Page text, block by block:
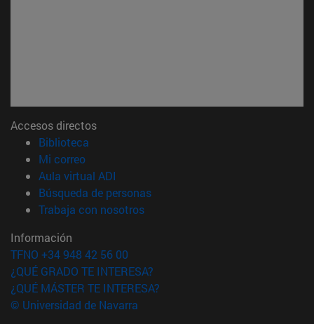
Accesos directos
Biblioteca
Mi correo(abre en nueva ventana)
Aula virtual ADI
Búsqueda de personas(abre en nueva ventana)
Trabaja con nosotros(abre en nueva ventana)
Información
TFNO +34 948 42 56 00
¿QUÉ GRADO TE INTERESA?
¿QUÉ MÁSTER TE INTERESA?
© Universidad de Navarra